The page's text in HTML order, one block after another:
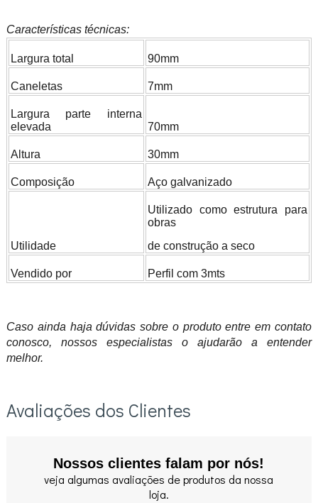
Características técnicas:
Largura total 90mm
Caneletas 7mm
Largura parte interna
elevada
70mm
Altura 30mm
Composição Aço galvanizado
Utilidade
Utilizado como estrutura para
obras
de construção a seco
Vendido por Perfil com 3mts
Caso ainda haja dúvidas sobre o produto entre em contato
conosco, nossos especialistas o ajudarão a entender
melhor.
Avaliações dos Clientes
Nossos clientes falam por nós!
veja algumas avaliações de produtos da nossa
loja.